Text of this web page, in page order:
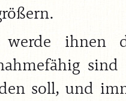
werde ihnen
soll, und